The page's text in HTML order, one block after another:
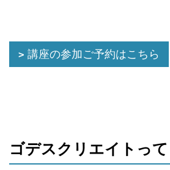
講座の参加ご予約はこちら
ゴデスクリエイトっ